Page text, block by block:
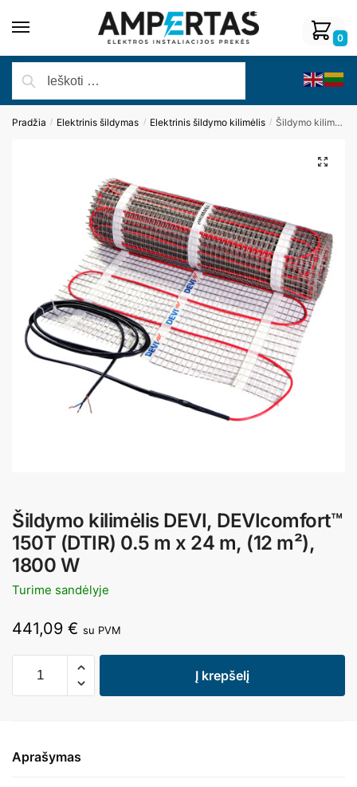
0
Pradžia / Elektrinis šildymas / Elektrinis šildymo kilimėlis / Šildymo kilimėlis DEVI, DEVIcomfort™ 150T (DTIR) 0.5 m x 24 m, (12 m²), 1800 W
Šildymo kilimėlis DEVI, DEVIcomfort™
150T (DTIR) 0.5 m x 24 m, (12 m²),
1800 W
Turime sandėlyje
441,09 € su PVM
Į krepšelį
Aprašymas